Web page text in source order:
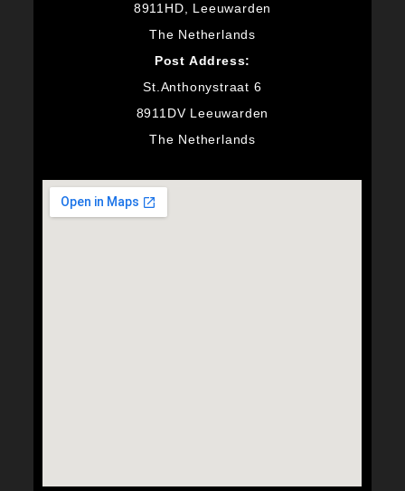
8911HD, Leeuwarden
The Netherlands
Post Address:
St.Anthonystraat 6
8911DV Leeuwarden
The Netherlands